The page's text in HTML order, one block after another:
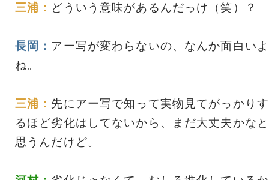
三浦： どういう意味があるんだっけ（笑）？
長岡： アー写が変わらないの、なんか面白いよ
ね。
三浦： 先にアー写で知って実物見てがっかりす
るほど劣化はしてないから、まだ大丈夫かなと
思うんだけど。